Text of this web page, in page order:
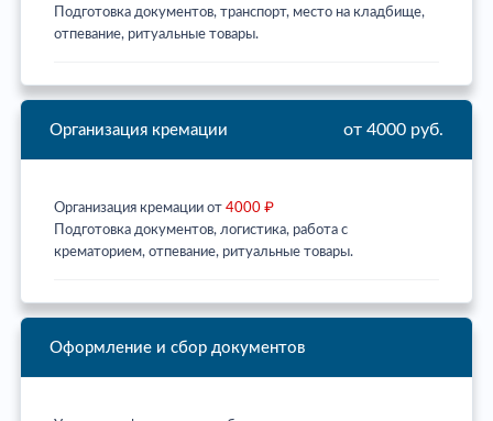
Подготовка документов, транспорт, место на кладбище,
отпевание, ритуальные товары.
Организация кремации от 4000 руб.
Организация кремации от 4000 ₽
Подготовка документов, логистика, работа с
крематорием, отпевание, ритуальные товары.
Оформление и сбор документов